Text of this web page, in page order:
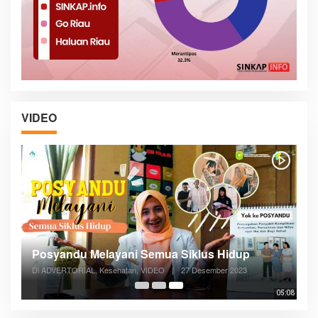
VIDEO
05:08
Posyandu Melayani Semua Siklus Hidup
Di ADVERTORIAL, Kesehatan, VIDEO | 27 Desember 2023